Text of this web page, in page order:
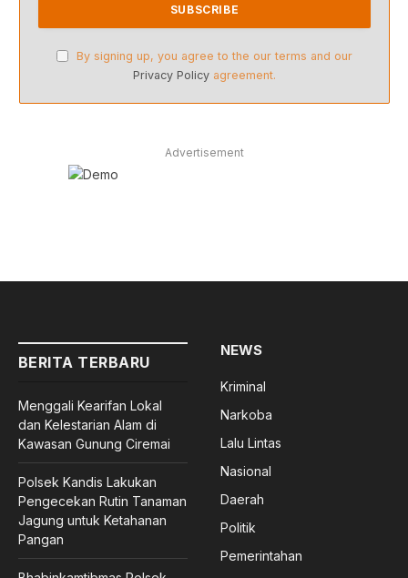
By signing up, you agree to the our terms and our
Privacy Policy agreement.
Advertisement
BERITA TERBARU
Menggali Kearifan Lokal
dan Kelestarian Alam di
Kawasan Gunung Ciremai
Polsek Kandis Lakukan
Pengecekan Rutin Tanaman
Jagung untuk Ketahanan
Pangan
NEWS
Kriminal
Narkoba
Lalu Lintas
Nasional
Daerah
Politik
Pemerintahan